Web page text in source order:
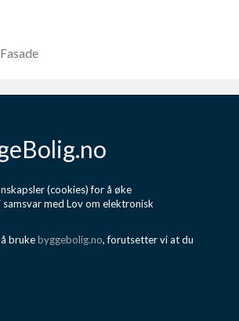
(cookies) for å øke
med Lov om elektronisk
brukebyggebolig.no, forutsetter vi at du